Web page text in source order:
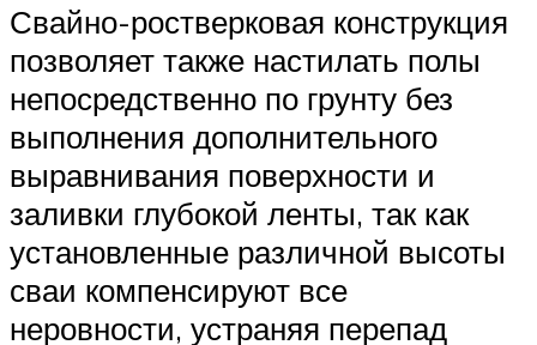
Свайно-ростверковая конструкция
позволяет также настилать полы
непосредственно по грунту без
выполнения дополнительного
выравнивания поверхности и
заливки глубокой ленты, так как
установленные различной высоты
сваи компенсируют все
неровности, устраняя перепад